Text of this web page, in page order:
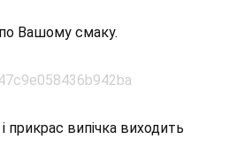
Вашому смаку.
і прикрас випічка виходить